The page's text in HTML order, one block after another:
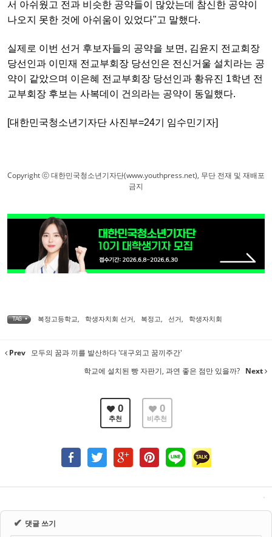
서 아쉬웠고 전과 비슷한 공약들이 많았는데 참신한 공약이
나오지 못한 것에 아쉬움이 있었다"고 말했다.
실제로 이번 선거 후보자들의 공약을 보면, 김윤지 전교회장
당선인과 이민재 전교부회장 당선인은 전신거울 설치라는 공
약이 같았으며 이은혜 전교부회장 당선인과 황유진 1학년 전
교부회장 후보는 사복데이 건의라는 공약이 동일했다.
[대한민국청소년기자단 사진부=24기 임수민기자]
Copyright ⓒ 대한민국청소년기자단(www.youthpress.net), 무단 전재 및 재배포
금지
TAG • 복정고등학교 학생자치회 선거 복정고 선거 학생자치회
Prev 모두의 꿈과 끼를 발산하다 '대구외고 꿈끼주간'
학교에 설치된 빵 자판기, 과연 좋은 점만 있을까? Next
0
추천
0
비추천
✔ 댓글 쓰기